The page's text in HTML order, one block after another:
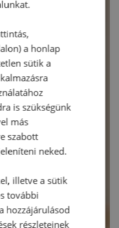
a honlap
sütik a
is szükségünk
más
szabott
neked.
illetve a sütik
további
hozzájárulásod
részleteinek